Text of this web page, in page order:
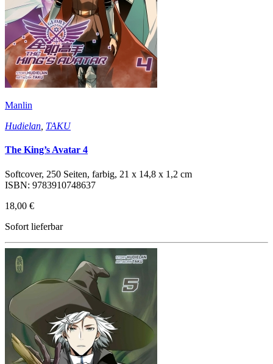
Manlin
Hudielan TAKU
The King’s Avatar 4
Softcover, 250 Seiten, farbig, 21 x 14,8 x 1,2 cm
ISBN: 9783910748637
18,00 €
Sofort lieferbar